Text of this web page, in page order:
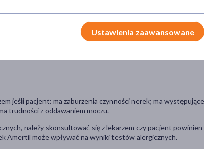
chociaż nie u każdego one wystąpią.
u nie więcej niż 1 na 10 pacjentów): senność, zawroty
dzieci), biegunka, nudności, suchość w jamie ustnej, zmęczenie.
jeśli pacjent: ma zaburzenia czynności nerek; ma
trudności z oddawaniem moczu.
należy skonsultować się z lekarzem czy pacjent
Amertil może wpływać na wyniki testów alergicznych.
Ustawienia zaawansowane